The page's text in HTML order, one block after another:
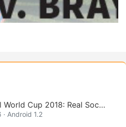
Cup 2018: Real Socce
Android 1.2